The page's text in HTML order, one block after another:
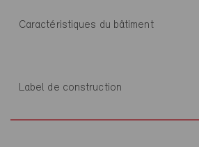
Caractéristiques du bâtiment
Label de construction